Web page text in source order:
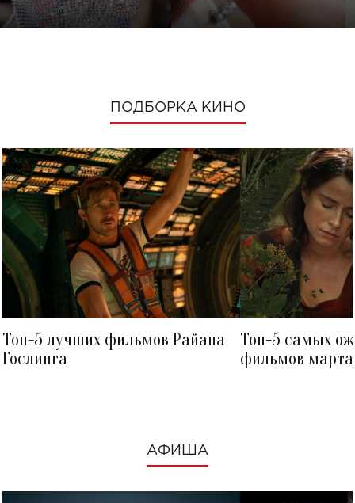
ПОДБОРКА КИНО
Топ-5 лучших фильмов Райана
Гослинга
Топ-5 самых
фильмов
АФИША